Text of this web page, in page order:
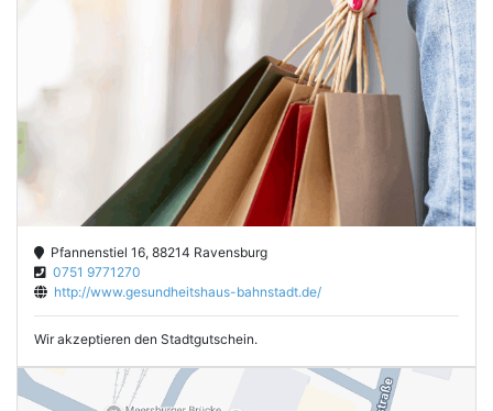
Pfannenstiel 16, 88214 Ravensburg
0751 9771270
http://www.gesundheitshaus-bahnstadt.de/
Wir akzeptieren den Stadtgutschein.